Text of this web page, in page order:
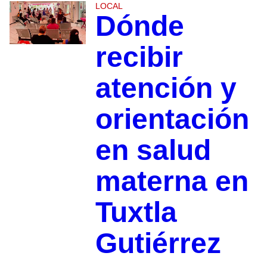
LOCAL
Dónde
recibir
atención y
orientación
en salud
materna en
Tuxtla
Gutiérrez